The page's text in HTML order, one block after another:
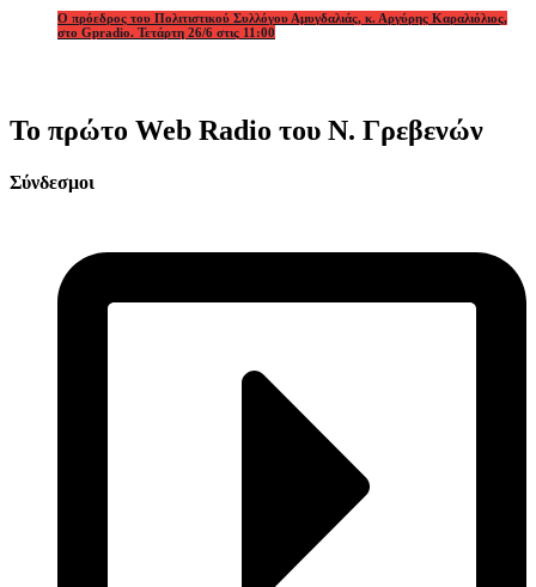
Ο πρόεδρος του Πολιτιστικού Συλλόγου Αμυγδαλιάς, κ. Αργύρης Καραλιόλιος,
στο Gpradio. Τετάρτη 26/6 στις 11:00
Το πρώτο Web Radio του Ν. Γρεβενών
Σύνδεσμοι